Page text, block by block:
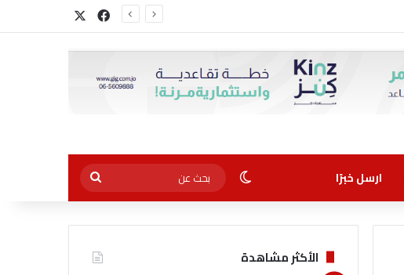
فيسبوك
ارسل خبرًا الوضع المظلم
بحث
عن
الأكثر مشاهدة